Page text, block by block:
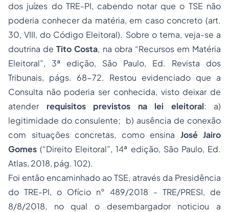
dos juízes do TRE-PI, cabendo notar que o TSE não
poderia conhecer da matéria, em caso concreto (art.
30, VIII, do Código Eleitoral). Sobre o tema, veja-se a
doutrina deTito Costa, na obra “Recursos em Matéria
Eleitoral”, 3ª edição, São Paulo, Ed. Revista dos
Tribunais, págs. 68-72. Restou evidenciado que a
Consulta não poderia ser conhecida, visto deixar de
atender requisitos previstos na lei eleitoral: a)
legitimidade do consulente; b) ausência de conexão
com situações concretas, como ensina José Jairo
Gomes (“Direito Eleitoral”, 14ª edição, São Paulo, Ed.
Atlas, 2018, pág. 102).
Foi então encaminhado ao TSE, através da Presidência
do TRE-PI, o Ofício n° 489/2018 - TRE/PRESI, de
8/8/2018, no qual o desembargador noticiou a